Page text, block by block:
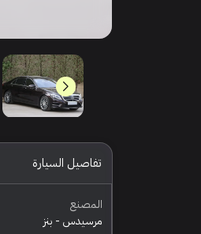
تفاصيل السيارة
المصنع
مرسيدس - بنز